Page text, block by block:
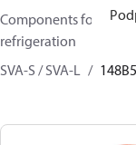
Components for Stop
refrigeration
SVA-S / SVA-L